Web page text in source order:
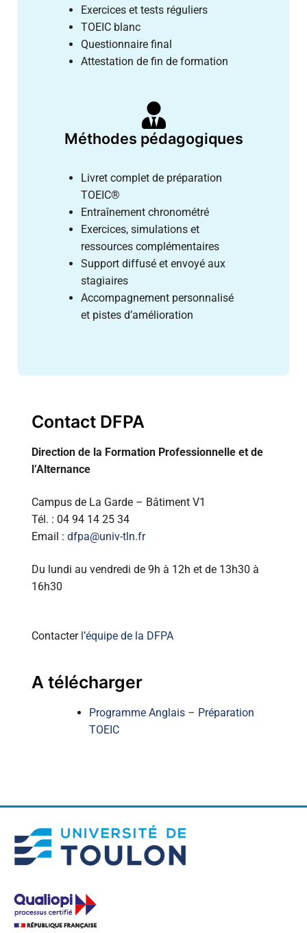
Exercices et tests réguliers
TOEIC blanc
Questionnaire final
Attestation de fin de formation
Méthodes pédagogiques
Livret complet de préparation
TOEIC®
Entraînement chronométré
Exercices, simulations et
ressources complémentaires
Support diffusé et envoyé aux
stagiaires
Accompagnement personnalisé
et pistes d’amélioration
Contact DFPA
Direction de la Formation Professionnelle et de
l’Alternance
Campus de La Garde – Bâtiment V1
Tél. : 04 94 14 25 34
Email : dfpa@univ-tln.fr
Du lundi au vendredi de 9h à 12h et de 13h30 à
16h30
Contacter l’équipe de la DFPA
A télécharger
Programme Anglais – Préparation
TOEIC